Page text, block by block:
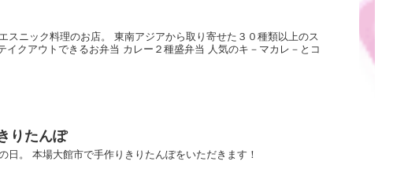
スニック料理のお店。 東南アジアから取り寄せた３０種類以上のス
イクアウトできるお弁当 カレー２種盛弁当 人気のキ－マカレ－とコ
りたんぽ
日。 本場大館市で手作りきりたんぽをいただきます！